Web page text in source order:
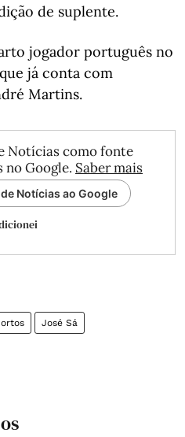
de suplente.
jogador português no
já conta com
Martins.
Notícias como fonte
Google. Saber mais
Notícias ao Google
José Sá